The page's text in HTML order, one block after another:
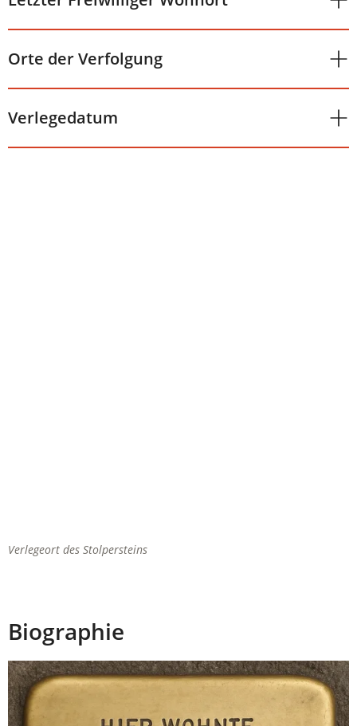
Orte der Verfolgung
Verlegedatum
Verlegeort des Stolpersteins
Biographie